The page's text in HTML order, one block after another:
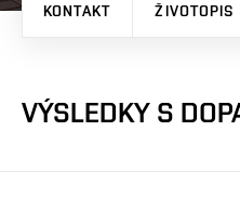
KONTAKT ŽIVOTOPIS
VÝSLEDKY S